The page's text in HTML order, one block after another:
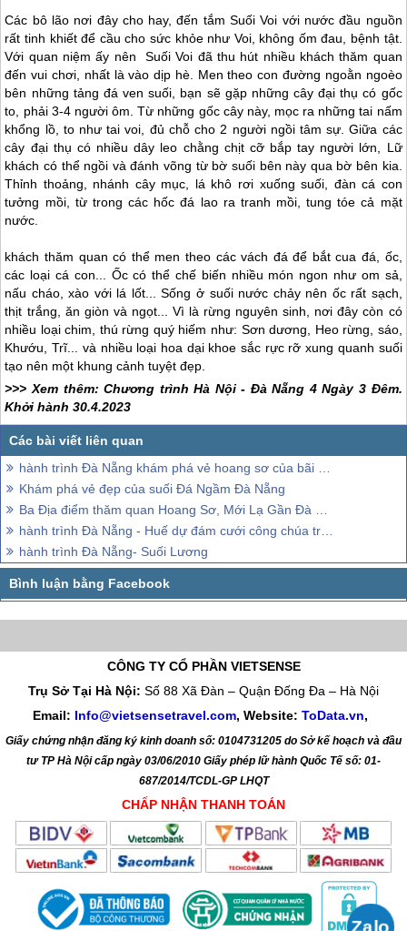
Các bô lão nơi đây cho hay, đến tắm Suối Voi với nước đầu nguồn
rất tinh khiết để cầu cho sức khỏe như Voi, không ốm đau, bệnh tật.
Với quan niệm ấy nên Suối Voi đã thu hút nhiều khách thăm quan
đến vui chơi, nhất là vào dịp hè. Men theo con đường ngoằn ngoèo
bên những tảng đá ven suối, bạn sẽ gặp những cây đại thụ có gốc
to, phải 3-4 người ôm. Từ những gốc cây này, mọc ra những tai nấm
khổng lồ, to như tai voi, đủ chỗ cho 2 người ngồi tâm sự. Giữa các
cây đại thụ có nhiều dây leo chằng chịt cỡ bắp tay người lớn, Lữ
khách có thể ngồi và đánh võng từ bờ suối bên này qua bờ bên kia.
Thỉnh thoảng, nhánh cây mục, lá khô rơi xuống suối, đàn cá con
tưởng mồi, từ trong các hốc đá lao ra tranh mồi, tung tóe cả mặt
nước.
khách thăm quan có thể men theo các vách đá để bắt cua đá, ốc,
các loại cá con... Ốc có thể chế biến nhiều món ngon như om sả,
nấu cháo, xào với lá lốt... Sống ở suối nước chảy nên ốc rất sạch,
thịt trắng, ăn giòn và ngọt... Vì là rừng nguyên sinh, nơi đây còn có
nhiều loại chim, thú rừng quý hiếm như: Sơn dương, Heo rừng, sáo,
Khướu, Trĩ... và nhiều loại hoa dại khoe sắc rực rỡ xung quanh suối
tạo nên một khung cảnh tuyệt đẹp.
>>> Xem thêm: Chương trình Hà Nội - Đà Nẵng 4 Ngày 3 Đêm.
Khởi hành 30.4.2023
hành trình Đà Nẵng khám phá vẻ hoang sơ của bãi Rạng
Khám phá vẻ đẹp của suối Đá Ngầm Đà Nẵng
Ba Địa điểm thăm quan Hoang Sơ, Mới Lạ Gần Đà Nẵng
hành trình Đà Nẵng - Huế dự đám cưới công chúa trong hoàng cung
hành trình Đà Nẵng- Suối Lương
CÔNG TY CỔ PHẦN VIETSENSE
Trụ Sở Tại Hà Nội: Số 88 Xã Đàn – Quận Đống Đa – Hà Nội
Email: Info@vietsensetravel.com, Website: ToData.vn,
Giấy chứng nhận đăng ký kinh doanh số: 0104731205 do Sở kế hoạch và đầu
tư TP Hà Nội cấp ngày 03/06/2010 Giấy phép lữ hành Quốc Tế số: 01-
687/2014/TCDL-GP LHQT
CHẤP NHẬN THANH TOÁN